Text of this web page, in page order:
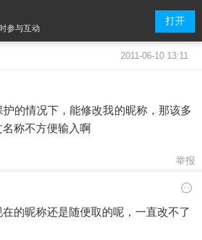
参与互动
打开
2011-06-10 13:11
的情况下，能修改我的昵称，那该多
称不方便输入啊
举报
的昵称还是随便取的呢，一直改不了